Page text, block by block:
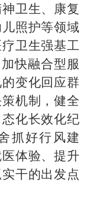
卫生、康复
照护等领域
卫生强基工
快融合型服
变化回应群
机制，健全
化长效化纪
抓好行风建
体验、提升
干的出发点